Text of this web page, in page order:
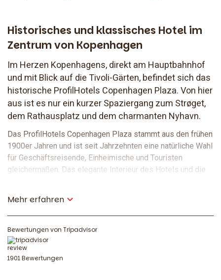
Historisches und klassisches Hotel im
Zentrum von Kopenhagen
Im Herzen Kopenhagens, direkt am Hauptbahnhof
und mit Blick auf die Tivoli-Gärten, befindet sich das
historische ProfilHotels Copenhagen Plaza. Von hier
aus ist es nur ein kurzer Spaziergang zum Strøget,
dem Rathausplatz und dem charmanten Nyhavn.
Das ProfilHotels Copenhagen Plaza stammt aus den frühen
1900er Jahren und ist seit Jahrzehnten eine natürliche Wahl
für Geschäftsreisende, Einheimische und Touristen
gleichermaßen. Das elegante Interieur des Hotels und die
die hier übernachtet haben. Die zentrale Lage des Hotels
macht es zu einem idealen Ausgangspunkt für Geschäfts-
und Urlaubsreisen.
Essen und Trinken
Mehr erfahren
Bewertungen von Tripadvisor
1901 Bewertungen